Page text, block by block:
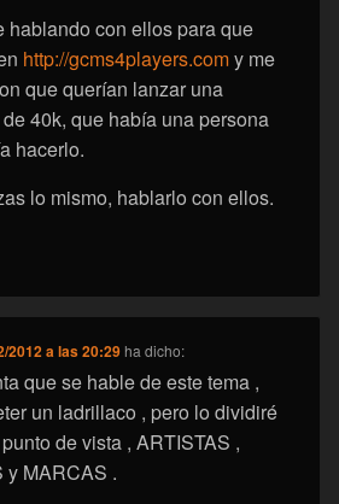
hablando con ellos para que
http://gcms4players.comy me
que querían lanzar una
40k, que había una persona
hacerlo.
lo mismo, hablarlo con ellos.
2012 a las 20:29 ha dicho:
que se hable de este tema ,
un ladrillaco , pero lo dividiré
de vista , ARTISTAS ,
y MARCAS .